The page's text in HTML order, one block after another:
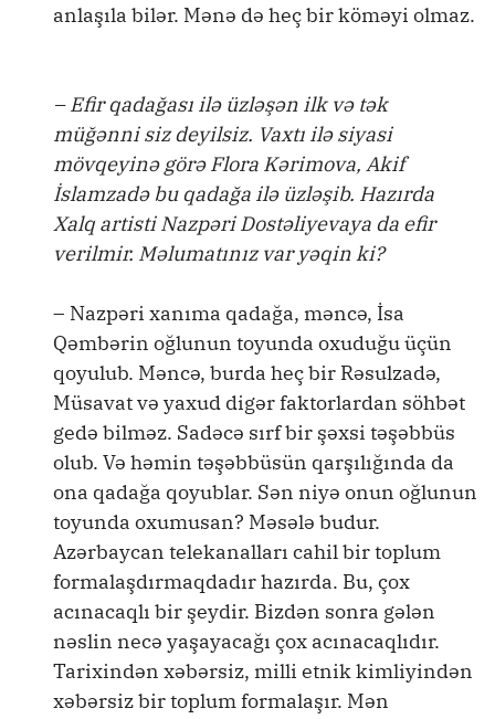
anlaşıla bilər. Mənə də heç bir köməyi olmaz.
– Efir qadağası ilə üzləşən ilk və tək
müğənni siz deyilsiz. Vaxtı ilə siyasi
mövqeyinə görə Flora Kərimova, Akif
İslamzadə bu qadağa ilə üzləşib. Hazırda
Xalq artisti Nazpəri Dostəliyevaya da efir
verilmir. Məlumatınız var yəqin ki?
– Nazpəri xanıma qadağa, məncə, İsa
Qəmbərin oğlunun toyunda oxuduğu üçün
qoyulub. Məncə, burda heç bir Rəsulzadə,
Müsavat və yaxud digər faktorlardan söhbət
gedə bilməz. Sadəcə sırf bir şəxsi təşəbbüs
olub. Və həmin təşəbbüsün qarşılığında da
ona qadağa qoyublar. Sən niyə onun oğlunun
toyunda oxumusan? Məsələ budur.
Azərbaycan telekanalları cahil bir toplum
formalaşdırmaqdadır hazırda. Bu, çox
acınacaqlı bir şeydir. Bizdən sonra gələn
nəslin necə yaşayacağı çox acınacaqlıdır.
Tarixindən xəbərsiz, milli etnik kimliyindən
xəbərsiz bir toplum formalaşır. Mən